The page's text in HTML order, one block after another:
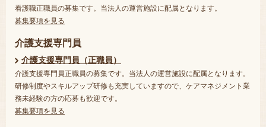
看護職正職員の募集です。当法人の運営施設に配属となります。
募集要項を見る
介護支援専門員
介護支援専門員（正職員）
介護支援専門員正職員の募集です。当法人の運営施設に配属となります。
研修制度やスキルアップ研修も充実していますので、ケアマネジメント業
務未経験の方の応募も歓迎です。
募集要項を見る